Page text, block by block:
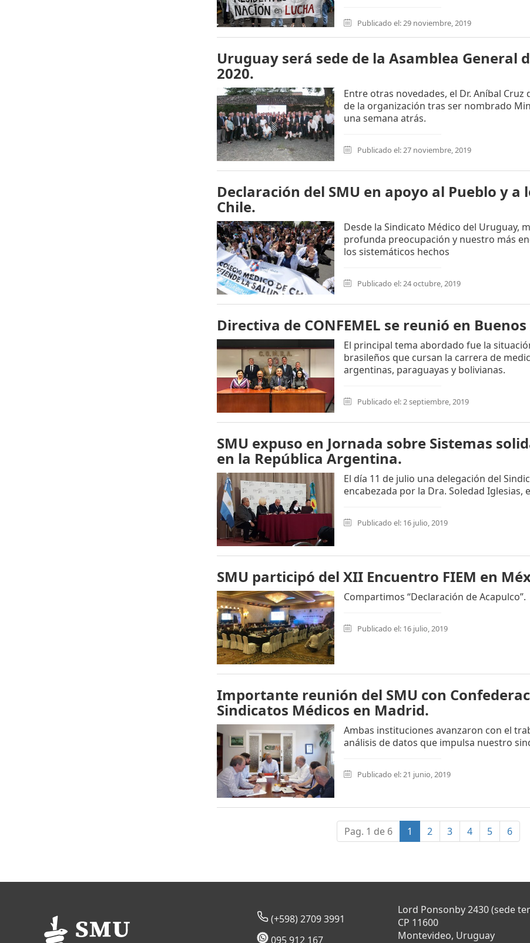
Publicado el: 29 noviembre, 2019
Uruguay será sede de la Asamblea General
2020.
Entre otras novedades, el Dr. Aníbal Cruz
de la organización tras ser nombrado
una semana atrás.
Publicado el: 27 noviembre, 2019
Declaración del SMU en apoyo al Pueblo y a
Chile.
Desde la Sindicato Médico del Uruguay,
profunda preocupación y nuestro más
los sistemáticos hechos
Publicado el: 24 octubre, 2019
Directiva de CONFEMEL se reunió en
El principal tema abordado fue la
brasileños que cursan la carrera de
argentinas, paraguayas y bolivianas.
Publicado el: 2 septiembre, 2019
SMU expuso en Jornada sobre Sistemas
en la República Argentina.
El día 11 de julio una delegación del
encabezada por la Dra. Soledad Iglesias,
Publicado el: 16 julio, 2019
SMU participó del XII Encuentro FIEM en
Compartimos “Declaración de Acapulco”.
Publicado el: 16 julio, 2019
Importante reunión del SMU con
Sindicatos Médicos en Madrid.
Ambas instituciones avanzaron con el
análisis de datos que impulsa nuestro
Publicado el: 21 junio, 2019
Pag. 1 de 6 1 (current)
2 3 4 5 6
(+598) 2709 3991
095 912 167
Lord Ponsonby 2430 (sede
CP 11600
Montevideo, Uruguay